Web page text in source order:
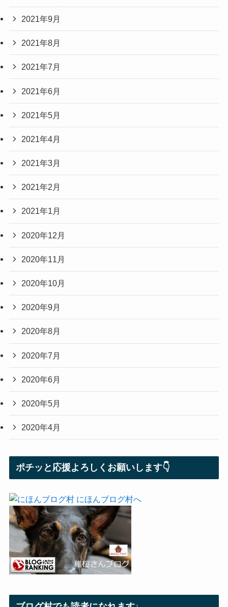
2021年9月
2021年8月
2021年7月
2021年6月
2021年5月
2021年4月
2021年3月
2021年2月
2021年1月
2020年12月
2020年11月
2020年10月
2020年9月
2020年8月
2020年7月
2020年6月
2020年5月
2020年4月
ポチッと応援よろしくお願いします👇